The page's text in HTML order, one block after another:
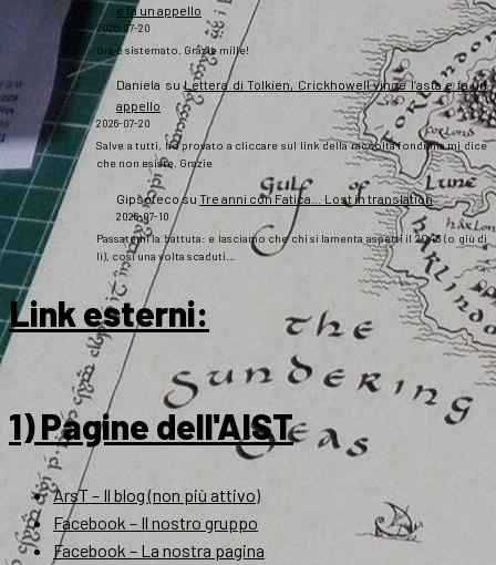
e fa un appello
2026-07-20
Ora è sistemato. Grazie mille!
Daniela suLettera di Tolkien, Crickhowell vince l’asta e fa un
appello
2026-07-20
Salve a tutti, ho provato a cliccare sul link della raccolta fondi ma mi dice
che non esiste. Grazie
Gipsotecosu Tre anni con Fatica… Lost in translation
2026-07-10
Passatemi la battuta: e lasciamo che chi si lamenta aspetti il 2043 (o giù di
lì), così una volta scaduti…
Link esterni:
1) Pagine dell'AIST
ArsT – Il blog (non più attivo)
Facebook – Il nostro gruppo
Facebook – La nostra pagina